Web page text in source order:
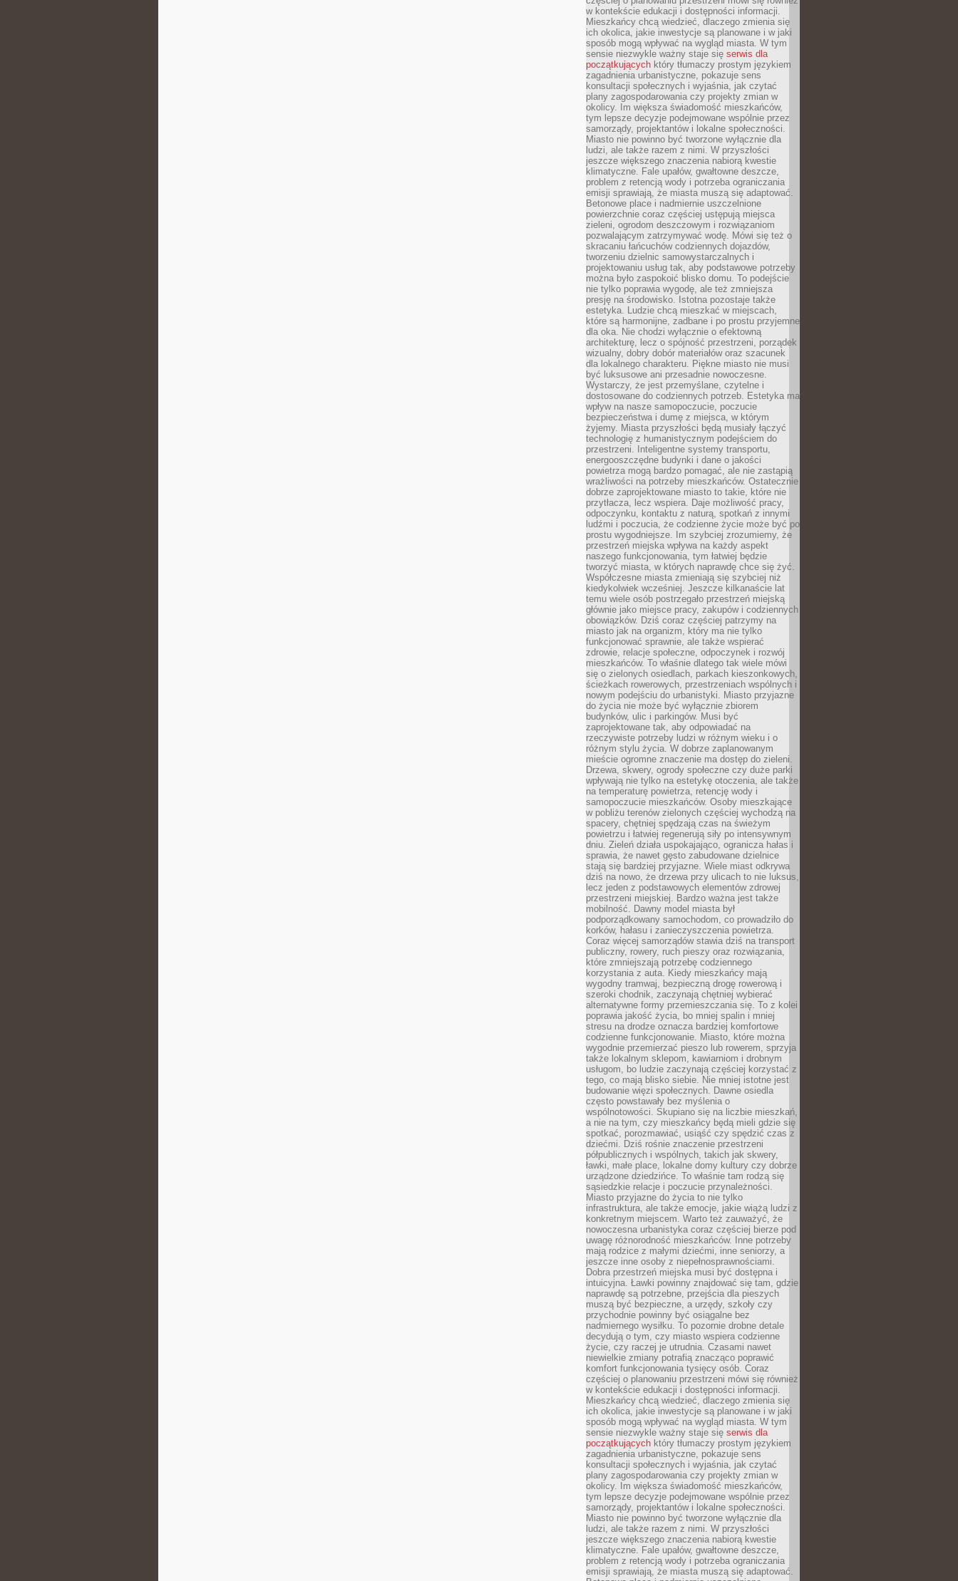
w kontekście edukacji i dostępności informacji.
Mieszkańcy chcą wiedzieć, dlaczego zmienia się
ich okolica, jakie inwestycje są planowane i w jaki
sposób mogą wpływać na wygląd miasta. W tym
sensie niezwykle ważny staje się serwis dla
początkujących który tłumaczy prostym językiem
zagadnienia urbanistyczne, pokazuje sens
konsultacji społecznych i wyjaśnia, jak czytać
plany zagospodarowania czy projekty zmian w
okolicy. Im większa świadomość mieszkańców,
tym lepsze decyzje podejmowane wspólnie przez
samorządy, projektantów i lokalne społeczności.
Miasto nie powinno być tworzone wyłącznie dla
ludzi, ale także razem z nimi. W przyszłości
jeszcze większego znaczenia nabiorą kwestie
klimatyczne. Fale upałów, gwałtowne deszcze,
problem z retencją wody i potrzeba ograniczania
emisji sprawiają, że miasta muszą się adaptować.
Betonowe place i nadmiernie uszczelnione
powierzchnie coraz częściej ustępują miejsca
zieleni, ogrodom deszczowym i rozwiązaniom
pozwalającym zatrzymywać wodę. Mówi się też o
skracaniu łańcuchów codziennych dojazdów,
tworzeniu dzielnic samowystarczalnych i
projektowaniu usług tak, aby podstawowe potrzeby
można było zaspokoić blisko domu. To podejście
nie tylko poprawia wygodę, ale też zmniejsza
presję na środowisko. Istotna pozostaje także
estetyka. Ludzie chcą mieszkać w miejscach,
które są harmonijne, zadbane i po prostu przyjemne
dla oka. Nie chodzi wyłącznie o efektowną
architekturę, lecz o spójność przestrzeni, porządek
wizualny, dobry dobór materiałów oraz szacunek
dla lokalnego charakteru. Piękne miasto nie musi
być luksusowe ani przesadnie nowoczesne.
Wystarczy, że jest przemyślane, czytelne i
dostosowane do codziennych potrzeb. Estetyka ma
wpływ na nasze samopoczucie, poczucie
bezpieczeństwa i dumę z miejsca, w którym
żyjemy. Miasta przyszłości będą musiały łączyć
technologię z humanistycznym podejściem do
przestrzeni. Inteligentne systemy transportu,
energooszczędne budynki i dane o jakości
powietrza mogą bardzo pomagać, ale nie zastąpią
wrażliwości na potrzeby mieszkańców. Ostatecznie
dobrze zaprojektowane miasto to takie, które nie
przytłacza, lecz wspiera. Daje możliwość pracy,
odpoczynku, kontaktu z naturą, spotkań z innymi
ludźmi i poczucia, że codzienne życie może być po
prostu wygodniejsze. Im szybciej zrozumiemy, że
przestrzeń miejska wpływa na każdy aspekt
naszego funkcjonowania, tym łatwiej będzie
tworzyć miasta, w których naprawdę chce się żyć.
Współczesne miasta zmieniają się szybciej niż
kiedykolwiek wcześniej. Jeszcze kilkanaście lat
temu wiele osób postrzegało przestrzeń miejską
głównie jako miejsce pracy, zakupów i codziennych
obowiązków. Dziś coraz częściej patrzymy na
miasto jak na organizm, który ma nie tylko
funkcjonować sprawnie, ale także wspierać
zdrowie, relacje społeczne, odpoczynek i rozwój
mieszkańców. To właśnie dlatego tak wiele mówi
się o zielonych osiedlach, parkach kieszonkowych,
ścieżkach rowerowych, przestrzeniach wspólnych i
nowym podejściu do urbanistyki. Miasto przyjazne
do życia nie może być wyłącznie zbiorem
budynków, ulic i parkingów. Musi być
zaprojektowane tak, aby odpowiadać na
rzeczywiste potrzeby ludzi w różnym wieku i o
różnym stylu życia. W dobrze zaplanowanym
mieście ogromne znaczenie ma dostęp do zieleni.
Drzewa, skwery, ogrody społeczne czy duże parki
wpływają nie tylko na estetykę otoczenia, ale także
na temperaturę powietrza, retencję wody i
samopoczucie mieszkańców. Osoby mieszkające
w pobliżu terenów zielonych częściej wychodzą na
spacery, chętniej spędzają czas na świeżym
powietrzu i łatwiej regenerują siły po intensywnym
dniu. Zieleń działa uspokajająco, ogranicza hałas i
sprawia, że nawet gęsto zabudowane dzielnice
stają się bardziej przyjazne. Wiele miast odkrywa
dziś na nowo, że drzewa przy ulicach to nie luksus,
lecz jeden z podstawowych elementów zdrowej
przestrzeni miejskiej. Bardzo ważna jest także
mobilność. Dawny model miasta był
podporządkowany samochodom, co prowadziło do
korków, hałasu i zanieczyszczenia powietrza.
Coraz więcej samorządów stawia dziś na transport
publiczny, rowery, ruch pieszy oraz rozwiązania,
które zmniejszają potrzebę codziennego
korzystania z auta. Kiedy mieszkańcy mają
wygodny tramwaj, bezpieczną drogę rowerową i
szeroki chodnik, zaczynają chętniej wybierać
alternatywne formy przemieszczania się. To z kolei
poprawia jakość życia, bo mniej spalin i mniej
stresu na drodze oznacza bardziej komfortowe
codzienne funkcjonowanie. Miasto, które można
wygodnie przemierzać pieszo lub rowerem, sprzyja
także lokalnym sklepom, kawiarniom i drobnym
usługom, bo ludzie zaczynają częściej korzystać z
tego, co mają blisko siebie. Nie mniej istotne jest
budowanie więzi społecznych. Dawne osiedla
często powstawały bez myślenia o
wspólnotowości. Skupiano się na liczbie mieszkań,
a nie na tym, czy mieszkańcy będą mieli gdzie się
spotkać, porozmawiać, usiąść czy spędzić czas z
dziećmi. Dziś rośnie znaczenie przestrzeni
półpublicznych i wspólnych, takich jak skwery,
ławki, małe place, lokalne domy kultury czy dobrze
urządzone dziedzińce. To właśnie tam rodzą się
sąsiedzkie relacje i poczucie przynależności.
Miasto przyjazne do życia to nie tylko
infrastruktura, ale także emocje, jakie wiążą ludzi z
konkretnym miejscem. Warto też zauważyć, że
nowoczesna urbanistyka coraz częściej bierze pod
uwagę różnorodność mieszkańców. Inne potrzeby
mają rodzice z małymi dziećmi, inne seniorzy, a
jeszcze inne osoby z niepełnosprawnościami.
Dobra przestrzeń miejska musi być dostępna i
intuicyjna. Ławki powinny znajdować się tam, gdzie
naprawdę są potrzebne, przejścia dla pieszych
muszą być bezpieczne, a urzędy, szkoły czy
przychodnie powinny być osiągalne bez
nadmiernego wysiłku. To pozornie drobne detale
decydują o tym, czy miasto wspiera codzienne
życie, czy raczej je utrudnia. Czasami nawet
niewielkie zmiany potrafią znacząco poprawić
komfort funkcjonowania tysięcy osób. Coraz
częściej o planowaniu przestrzeni mówi się również
w kontekście edukacji i dostępności informacji.
Mieszkańcy chcą wiedzieć, dlaczego zmienia się
ich okolica, jakie inwestycje są planowane i w jaki
sposób mogą wpływać na wygląd miasta. W tym
sensie niezwykle ważny staje się serwis dla
początkujących który tłumaczy prostym językiem
zagadnienia urbanistyczne, pokazuje sens
konsultacji społecznych i wyjaśnia, jak czytać
plany zagospodarowania czy projekty zmian w
okolicy. Im większa świadomość mieszkańców,
tym lepsze decyzje podejmowane wspólnie przez
samorządy, projektantów i lokalne społeczności.
Miasto nie powinno być tworzone wyłącznie dla
ludzi, ale także razem z nimi. W przyszłości
jeszcze większego znaczenia nabiorą kwestie
klimatyczne. Fale upałów, gwałtowne deszcze,
problem z retencją wody i potrzeba ograniczania
emisji sprawiają, że miasta muszą się adaptować.